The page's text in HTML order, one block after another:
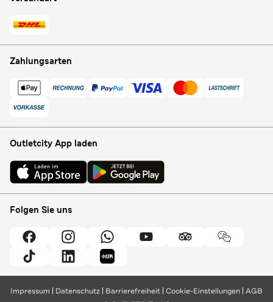
Zahlungsarten
Outletcity App laden
Folgen Sie uns
Impressum Datenschutz Barrierefreiheit Cookie-Einstellungen AGB